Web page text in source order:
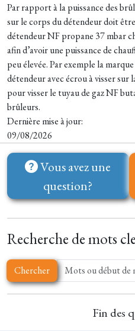
Par rapport à la puissance des
sur le corps du détendeur doit
détendeur NF propane 37 mbar
afin d’avoir une puissance de
peu élevée. Par exemple la
détendeur avec écrou à visser
pour visser le tuyau de gaz NF
brûleurs.
Dernière mise à jour:
09/08/2026
Vous avez une
question?
Recherche de mots
Chercher
Fin des